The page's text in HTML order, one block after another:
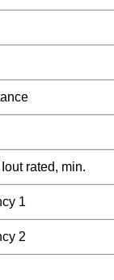
rated, min.
1
2